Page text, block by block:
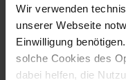
Wir verwenden
unserer Webseite
Einwilligung
solche Cookies des
dabei helfen, die
Download